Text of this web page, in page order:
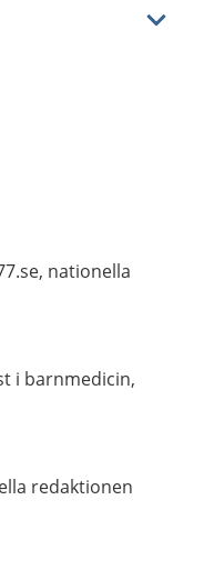
nationella
i barnmedicin,
redaktionen